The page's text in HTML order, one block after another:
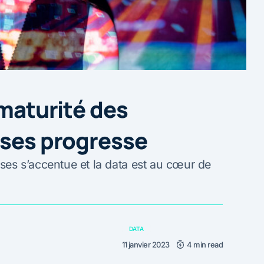
des
progresse
s’accentue et la data est au cœur de
DATA
11 janvier 2023 4 min read